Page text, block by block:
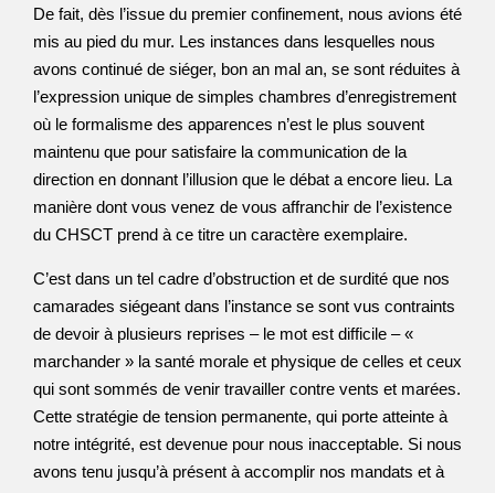
De fait, dès l’issue du premier confinement, nous avions été
mis au pied du mur. Les instances dans lesquelles nous
avons continué de siéger, bon an mal an, se sont réduites à
l’expression unique de simples chambres d’enregistrement
où le formalisme des apparences n’est le plus souvent
maintenu que pour satisfaire la communication de la
direction en donnant l’illusion que le débat a encore lieu. La
manière dont vous venez de vous affranchir de l’existence
du CHSCT prend à ce titre un caractère exemplaire.
C’est dans un tel cadre d’obstruction et de surdité que nos
camarades siégeant dans l’instance se sont vus contraints
de devoir à plusieurs reprises – le mot est difficile – «
marchander » la santé morale et physique de celles et ceux
qui sont sommés de venir travailler contre vents et marées.
Cette stratégie de tension permanente, qui porte atteinte à
notre intégrité, est devenue pour nous inacceptable. Si nous
avons tenu jusqu’à présent à accomplir nos mandats et à